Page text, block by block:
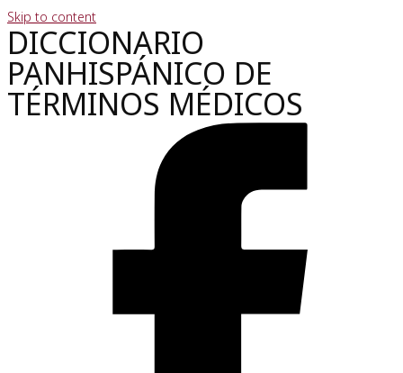
Skip to content
DICCIONARIO
PANHISPÁNICO DE
TÉRMINOS MÉDICOS